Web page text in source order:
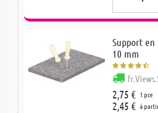
Support
10 mm
2,75 € 1 pce
2,45 € à